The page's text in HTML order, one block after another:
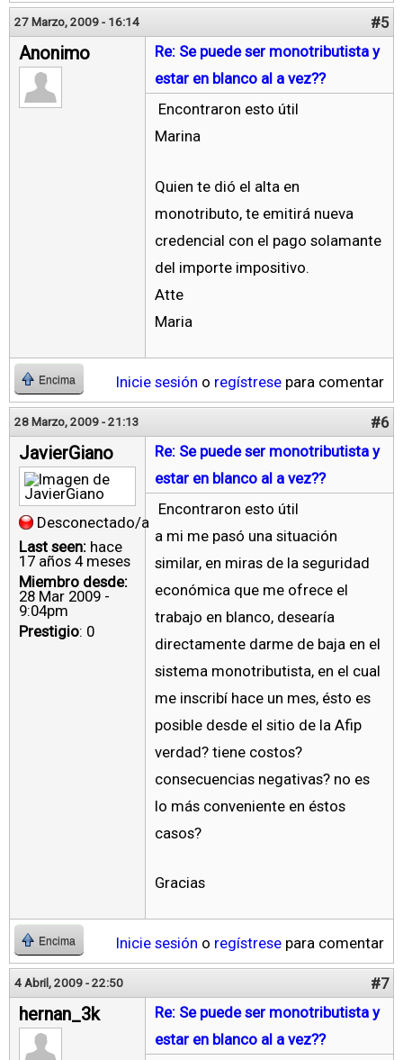
27 Marzo, 2009 - 16:14 #5
Anonimo
Re: Se puede ser monotributista y
estar en blanco al a vez??
Encontraron esto útil
Marina
Quien te dió el alta en
monotributo, te emitirá nueva
credencial con el pago solamante
del importe impositivo.
Atte
Maria
Encima Inicie sesión o regístrese para comentar
28 Marzo, 2009 - 21:13 #6
JavierGiano
Desconectado/a
Last seen: hace
17 años 4 meses
Miembro desde:
28 Mar 2009 -
9:04pm
Prestigio: 0
Re: Se puede ser monotributista y
estar en blanco al a vez??
Encontraron esto útil
a mi me pasó una situación
similar, en miras de la seguridad
económica que me ofrece el
trabajo en blanco, desearía
directamente darme de baja en el
sistema monotributista, en el cual
me inscribí hace un mes, ésto es
posible desde el sitio de la Afip
verdad? tiene costos?
consecuencias negativas? no es
lo más conveniente en éstos
casos?
Gracias
Encima Inicie sesión o regístrese para comentar
4 Abril, 2009 - 22:50 #7
hernan_3k
Re: Se puede ser monotributista y
estar en blanco al a vez??